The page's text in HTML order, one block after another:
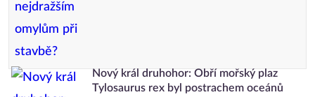
Nový král druhohor: Obří mořský plaz
Tylosaurus rex byl postrachem oceánů